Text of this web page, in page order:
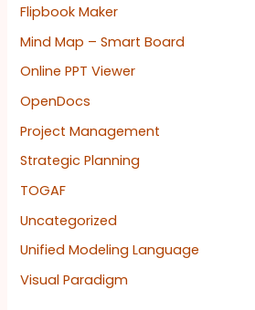
Flipbook Maker
Mind Map – Smart Board
Online PPT Viewer
OpenDocs
Project Management
Strategic Planning
TOGAF
Uncategorized
Unified Modeling Language
Visual Paradigm